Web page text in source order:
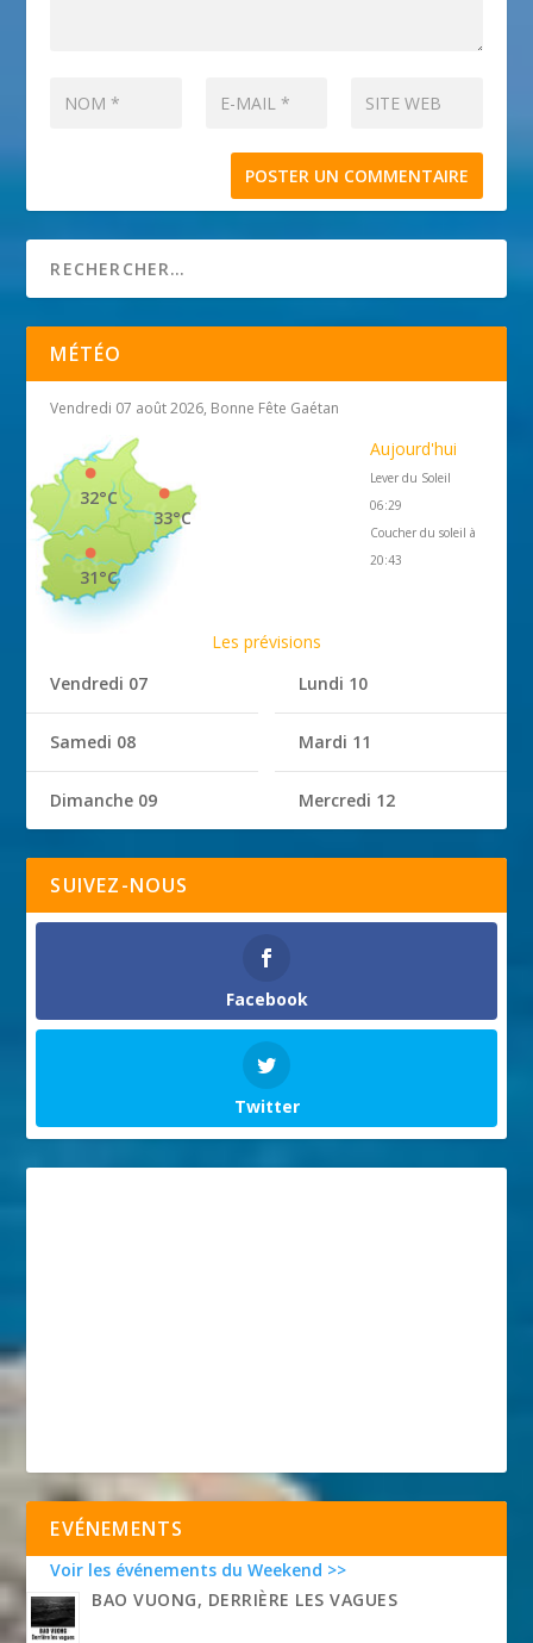
MÉTÉO
Vendredi 07 août 2026, Bonne Fête Gaétan
33°C
32°C
31°C
Aujourd'hui
Lever du Soleil
06:29
Coucher du soleil à
20:43
Les prévisions
Vendredi 07
Samedi 08
Dimanche 09
Lundi 10
Mardi 11
Mercredi 12
SUIVEZ-NOUS
Facebook
Twitter
EVÉNEMENTS
Voir les événements du Weekend >>
BAO VUONG, DERRIÈRE LES VAGUES